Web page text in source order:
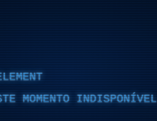
MOMENTO INDISPONÍVEL